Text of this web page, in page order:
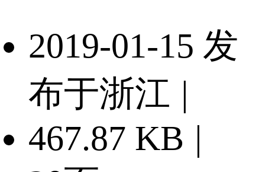
2019-01-15 发
布于浙江 |
467.87 KB |